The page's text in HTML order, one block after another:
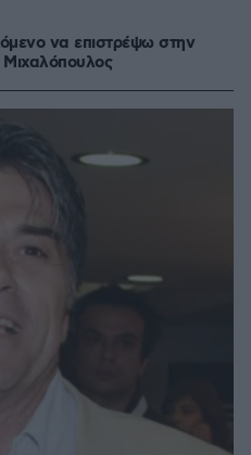
να επιστρέψω στην